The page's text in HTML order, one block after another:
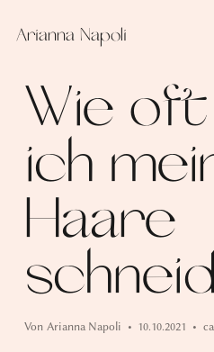
Arianna Napoli
Wie
ich
Haare
Von Arianna Napoli • 10.10.2021 •